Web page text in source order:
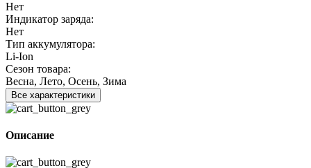
Нет
Индикатор заряда:
Нет
Тип аккумулятора:
Li-Ion
Сезон товара:
Весна, Лето, Осень, Зима
Все характеристики
Описание